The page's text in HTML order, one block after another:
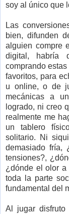
soy al único que
Las
bien, difunden
alguien compre
digital, habría
comprando
favoritos, para
u online, o de
mecánicas a
logrado, ni creo
realmente me
un tablero
solitario. Ni
demasiado fría,
tensiones?,
¿dónde el olor a
toda la parte
fundamental del
Al jugar